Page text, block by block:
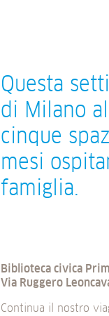
Questa
di Milano
cinque
mesi
famiglia.
Biblioteca civica
Via Ruggero
Continua il nostro